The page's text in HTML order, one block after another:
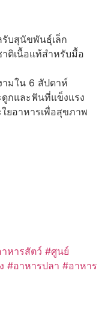
รับสุนัขพันธุ์เล็ก
ติเนื้อแท้สำหรับมื้อ
ามใน 6 สัปดาห์
กและฟันที่แข็งแรง
ยอาหารเพื่อสุขภาพ
หารสัตว์ #ศูนย์
#อาหารปลา #อาหาร